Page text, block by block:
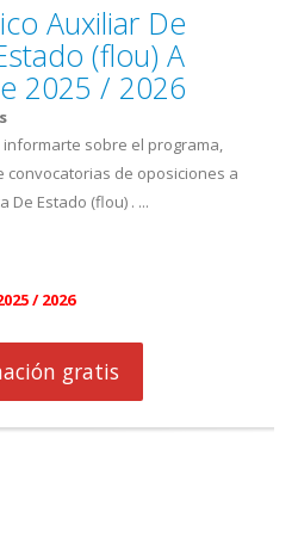
Auxiliar De
(flou) A
2025 / 2026
sobre el programa,
de oposiciones a
De Estado (flou) . ...
/ 2026
gratis